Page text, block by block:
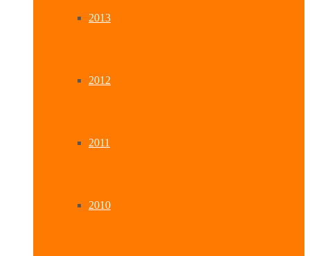
2013
2012
2011
2010